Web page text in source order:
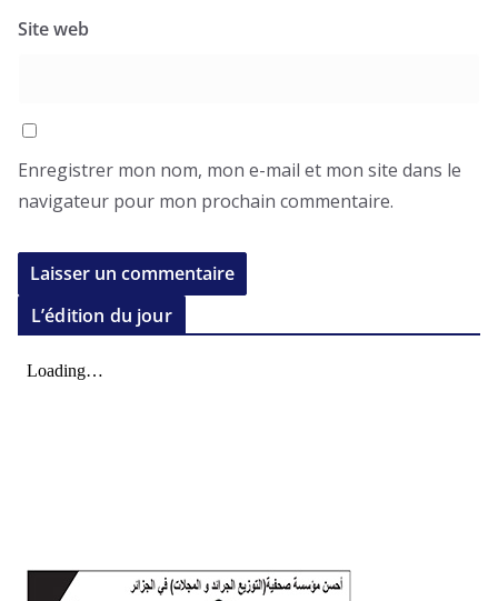
Site web
Enregistrer mon nom, mon e-mail et mon site dans le
navigateur pour mon prochain commentaire.
L’édition du jour